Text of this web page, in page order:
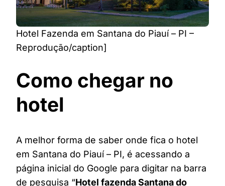
Hotel Fazenda em Santana do Piauí – PI –
Reprodução/caption]
Como chegar no
hotel
A melhor forma de saber onde fica o hotel
em Santana do Piauí – PI, é acessando a
página inicial do Google para digitar na barra
de pesquisa “Hotel fazenda Santana do